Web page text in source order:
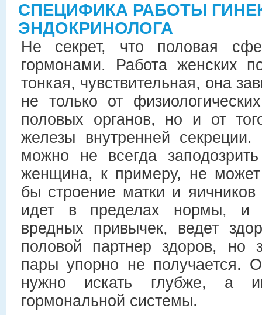
СПЕЦИФИКА РАБОТЫ
ЭНДОКРИНОЛОГА
Не секрет, что половая
гормонами. Работа женских
тонкая, чувствительная, она
не только от
половых органов, но и от
железы внутренней
можно не всегда
женщина, к примеру, не
бы строение матки и яичников
идет в пределах нормы, и
вредных привычек, ведет
половой партнер здоров, но
пары упорно не получается.
нужно искать глубже, а
гормональной системы.